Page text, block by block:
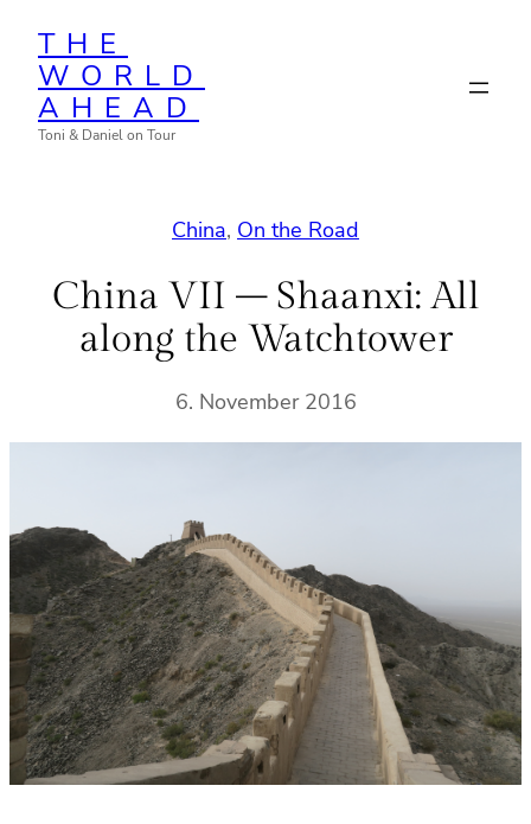
Inhalt
springen
THE
WORLD
AHEAD
Toni & Daniel on Tour
China, On the Road
China VII – Shaanxi: All
along the Watchtower
6. November 2016